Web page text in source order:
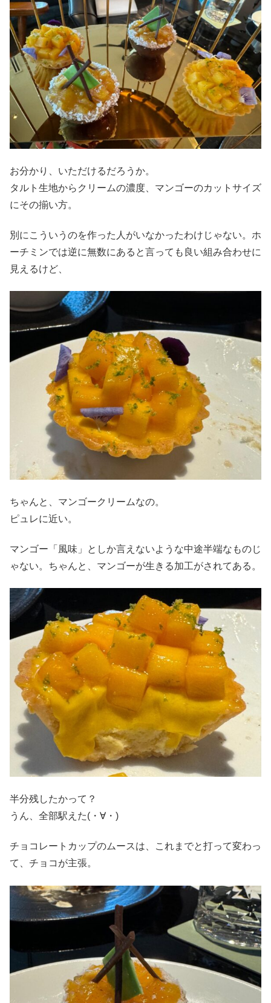
お分かり、いただけるだろうか。
タルト生地からクリームの濃度、マンゴーのカットサイズ
にその揃い方。
別にこういうのを作った人がいなかったわけじゃない。ホ
ーチミンでは逆に無数にあると言っても良い組み合わせに
見えるけど、
ちゃんと、マンゴークリームなの。
ピュレに近い。
マンゴー「風味」としか言えないような中途半端なものじ
ゃない。ちゃんと、マンゴーが生きる加工がされてある。
半分残したかって？
うん、全部駅えた(・∀・)
チョコレートカップのムースは、これまでと打って変わっ
て、チョコが主張。